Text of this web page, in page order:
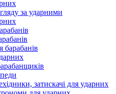
за ударними
барабанів
затискачі для ударних